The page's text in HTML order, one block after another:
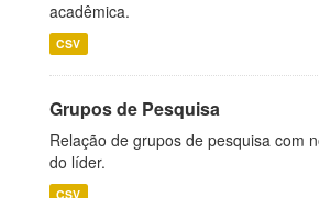
acadêmica.
CSV
Grupos de Pesquisa
Relação de grupos de pesquisa com
do líder.
CSV